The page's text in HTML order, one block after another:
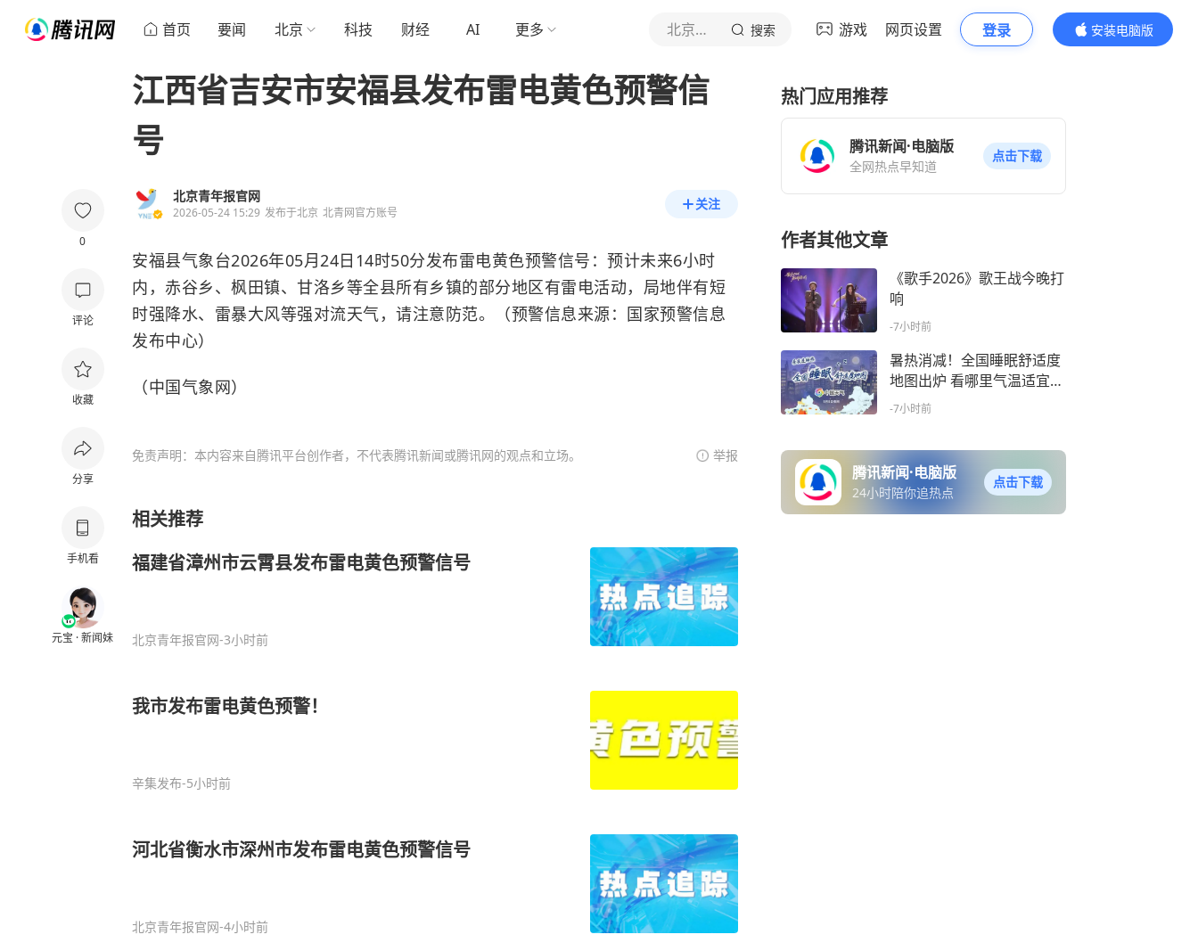
首页 要闻 北京 科技 财经 AI 更多 北京青年报官网 搜索 游戏 网页设置 登录
安装电脑版
内容更精彩
0
评论
收藏
分享
手机看
元宝 · 新闻妹
江西省吉安市安福县发布雷电黄色预警信
号
北京青年报官网
2026-05-24 15:29 发布于北京 北青网官方账号
关注
安福县气象台2026年05月24日14时50分发布雷电黄色预警信号：预计未来6小时
内，赤谷乡、枫田镇、甘洛乡等全县所有乡镇的部分地区有雷电活动，局地伴有短
时强降水、雷暴大风等强对流天气，请注意防范。（预警信息来源：国家预警信息
发布中心）
（中国气象网）
免责声明：本内容来自腾讯平台创作者，不代表腾讯新闻或腾讯网的观点和立场。 举报
相关推荐
福建省漳州市云霄县发布雷电黄色预警信号
北京青年报官网-3小时前
我市发布雷电黄色预警！
辛集发布-5小时前
河北省衡水市深州市发布雷电黄色预警信号
北京青年报官网-4小时前
热门应用推荐
腾讯新闻·电脑版
全网热点早知道
点击下载
作者其他文章
《歌手2026》歌王战今晚打
响
-7小时前
暑热消减！全国睡眠舒适度
地图出炉 看哪里气温适宜安
心入眠
-7小时前
腾讯新闻·电脑版
24小时陪你追热点
点击下载